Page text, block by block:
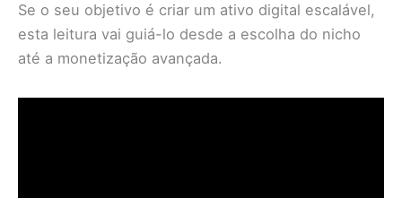
Se o seu objetivo é criar um ativo digital escalável,
esta leitura vai guiá-lo desde a escolha do nicho
até a monetização avançada.